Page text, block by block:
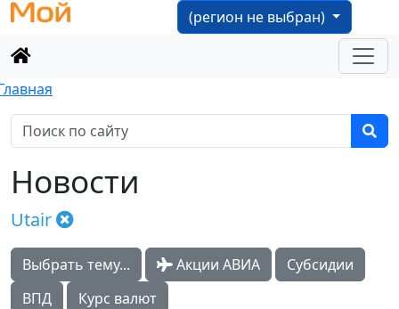
(регион не выбран)
Новости
Utair
Выбрать тему... Акции АВИА
Субсидии
ВПД
Курс валют